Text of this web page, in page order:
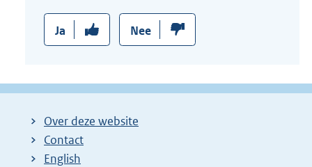
Ja Nee
Over deze website
Contact
English